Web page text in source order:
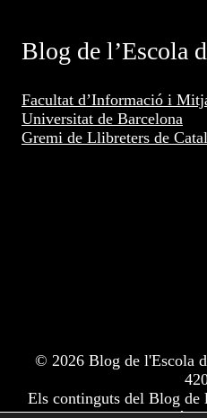
Blog de l’Escola
Facultat d’Informació i
Universitat de Barcelona
Gremi de Llibreters de
© 2026 Blog de l'Escola
Els continguts del Blog de